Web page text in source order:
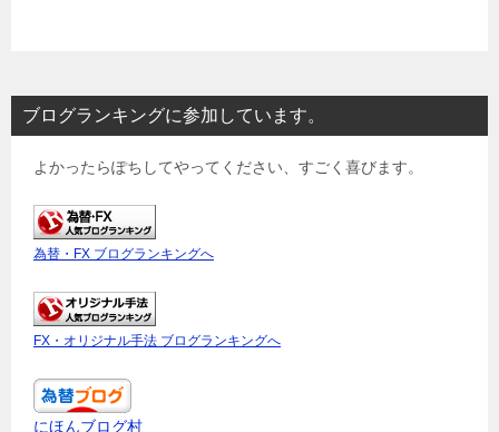
ブログランキングに参加しています。
よかったらぽちしてやってください、すごく喜びます。
為替・FX ブログランキングへ
FX・オリジナル手法 ブログランキングへ
にほんブログ村